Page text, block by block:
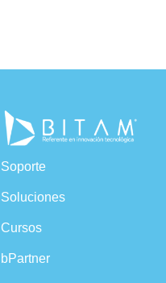
Soporte
Soluciones
Cursos
bPartner